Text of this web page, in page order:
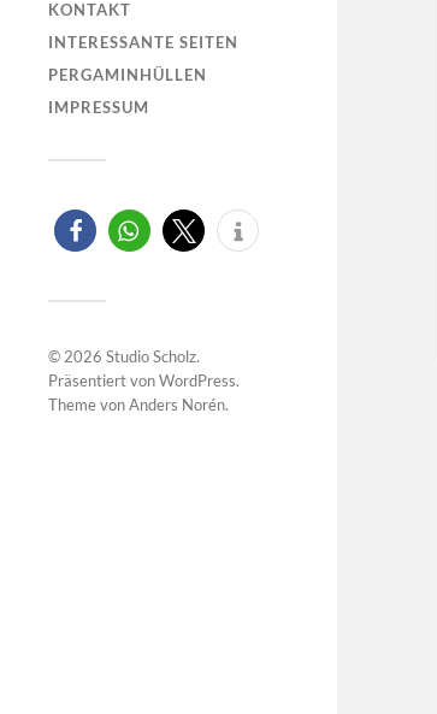
KONTAKT
INTERESSANTE SEITEN
PERGAMINHÜLLEN
IMPRESSUM
© 2026 Studio Scholz.
Präsentiert vonWordPress.
Theme vonAnders Norén.